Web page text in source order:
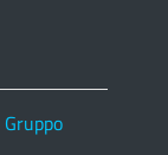
Gruppo